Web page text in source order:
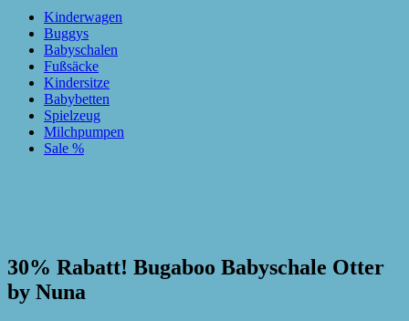
Kinderwagen
Buggys
Babyschalen
Fußsäcke
Kindersitze
Babybetten
Spielzeug
Milchpumpen
Sale %
30% Rabatt! Bugaboo Babyschale Otter
by Nuna